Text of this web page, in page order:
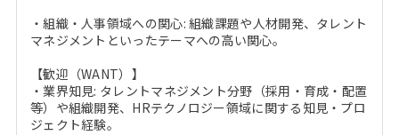
・組織・人事領域への関心: 組織課題や人材開発、タレント
マネジメントといったテーマへの高い関心。
【歓迎（WANT）】
・業界知見: タレントマネジメント分野（採用・育成・配置
等）や組織開発、HRテクノロジー領域に関する知見・プロ
ジェクト経験。